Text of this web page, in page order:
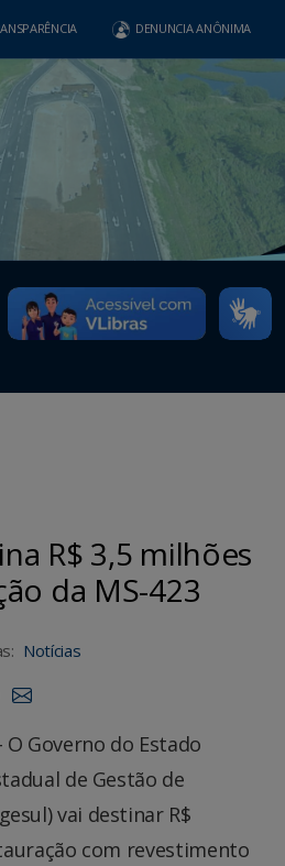
DENUNCIA ANÔNIMA
R$ 3,5 milhões
da MS-423
Notícias
O Governo do Estado
de Gestão de
vai destinar R$
com revestimento